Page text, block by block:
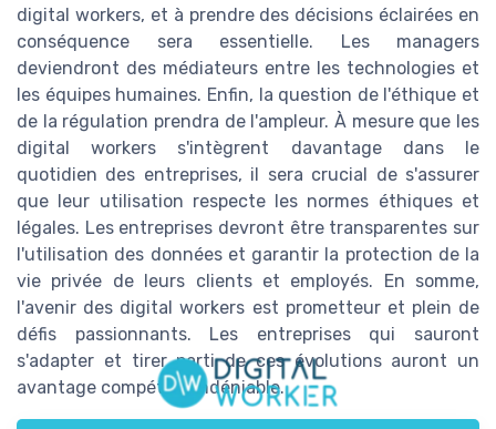
digital workers, et à prendre des décisions éclairées en
conséquence sera essentielle. Les managers
deviendront des médiateurs entre les technologies et
les équipes humaines. Enfin, la question de l'éthique et
de la régulation prendra de l'ampleur. À mesure que les
digital workers s'intègrent davantage dans le
quotidien des entreprises, il sera crucial de s'assurer
que leur utilisation respecte les normes éthiques et
légales. Les entreprises devront être transparentes sur
l'utilisation des données et garantir la protection de la
vie privée de leurs clients et employés. En somme,
l'avenir des digital workers est prometteur et plein de
défis passionnants. Les entreprises qui sauront
s'adapter et tirer parti de ces évolutions auront un
avantage compétitif indéniable.